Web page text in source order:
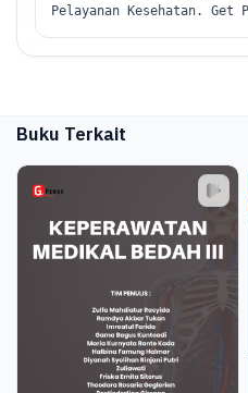
Pelayanan Kesehatan. Get
Buku Terkait